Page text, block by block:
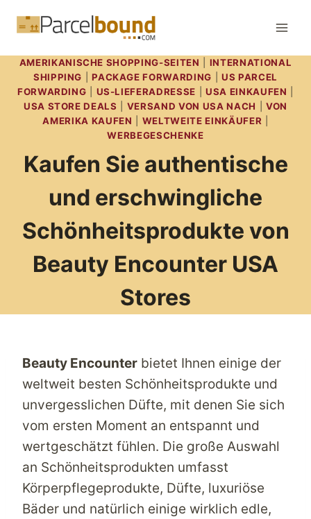
Inhalt
AMERIKANISCHE SHOPPING-SEITEN
INTERNATIONAL
SHIPPING |PACKAGE FORWARDING |US PARCEL
FORWARDING
US-LIEFERADRESSE |USA EINKAUFEN
USA STORE DEALS
VERSAND VON USA NACH |VON
AMERIKA KAUFEN
WELTWEITE EINKÄUFER
WERBEGESCHENKE
Kaufen Sie authentische
und erschwingliche
Schönheitsprodukte von
Beauty Encounter USA
Stores
Beauty Encounter bietet Ihnen einige der
weltweit besten Schönheitsprodukte und
unvergesslichen Düfte, mit denen Sie sich
vom ersten Moment an entspannt und
wertgeschätzt fühlen. Die große Auswahl
an Schönheitsprodukten umfasst
Körperpflegeprodukte, Düfte, luxuriöse
Bäder und natürlich einige wirklich edle,